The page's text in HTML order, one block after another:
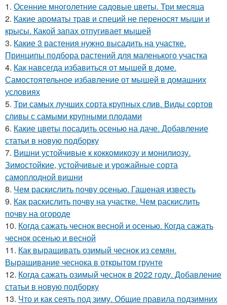
1. Осенние многолетние садовые цветы. Три месяца
2. Какие ароматы трав и специй не переносят мыши и
крысы. Какой запах отпугивает мышей
3. Какие 3 растения нужно высадить на участке.
Принципы подбора растений для маленького участка
4. Как навсегда избавиться от мышей в доме.
Самостоятельное избавление от мышей в домашних
условиях
5. Три самых лучших сорта крупных слив. Виды сортов
сливы с самыми крупными плодами
6. Какие цветы посадить осенью на даче. Добавление
статьи в новую подборку
7. Вишни устойчивые к коккомикозу и монилиозу.
Зимостойкие, устойчивые и урожайные сорта
самоплодной вишни
8. Чем раскислить почву осенью. Гашеная известь
9. Как раскислить почву на участке. Чем раскислить
почву на огороде
10. Когда сажать чеснок весной и осенью. Когда сажать
чеснок осенью и весной
11. Как выращивать озимый чеснок из семян.
Выращивание чеснока в открытом грунте
12. Когда сажать озимый чеснок в 2022 году. Добавление
статьи в новую подборку
13. Что и как сеять под зиму. Общие правила подзимних